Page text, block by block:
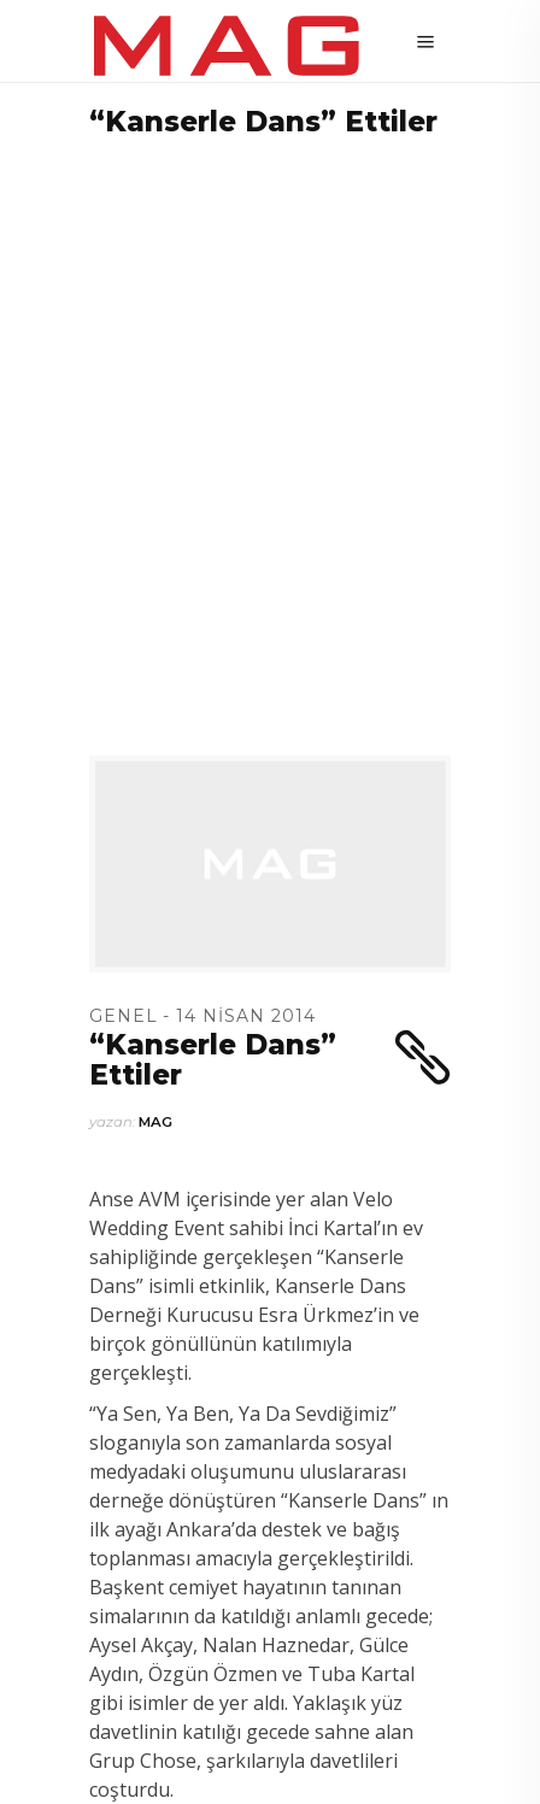
“Kanserle Dans” Ettiler
GENEL 14 NISAN 2014
“Kanserle Dans”
Ettiler
yazan: MAG
Anse AVM içerisinde yer alan Velo
Wedding Event sahibi İnci Kartal’ın ev
sahipliğinde gerçekleşen “Kanserle
Dans” isimli etkinlik, Kanserle Dans
Derneği Kurucusu Esra Ürkmez’in ve
birçok gönüllünün katılımıyla
gerçekleşti.
“Ya Sen, Ya Ben, Ya Da Sevdiğimiz”
sloganıyla son zamanlarda sosyal
medyadaki oluşumunu uluslararası
derneğe dönüştüren “Kanserle Dans” ın
ilk ayağı Ankara’da destek ve bağış
toplanması amacıyla gerçekleştirildi.
Başkent cemiyet hayatının tanınan
simalarının da katıldığı anlamlı gecede;
Aysel Akçay, Nalan Haznedar, Gülce
Aydın, Özgün Özmen ve Tuba Kartal
gibi isimler de yer aldı. Yaklaşık yüz
davetlinin katılığı gecede sahne alan
Grup Chose, şarkılarıyla davetlileri
coşturdu.